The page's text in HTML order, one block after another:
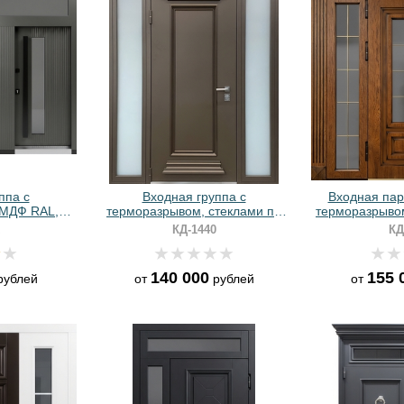
с
RAL,
и
Входная группа с
терморазрывом, стеклами по
бокам и порошковой покраской с
металлобагетом
КД-1440
от 140 000рублей
Входная
от 155